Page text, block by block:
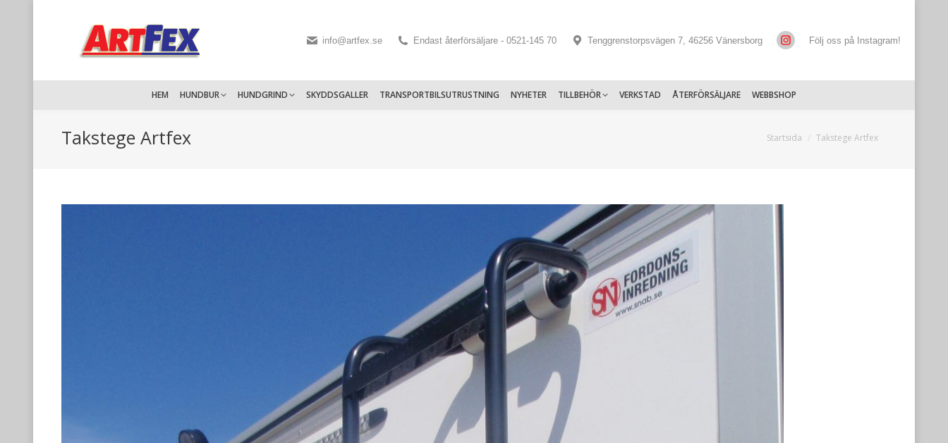
info@artfex.se Endast återförsäljare - 0521-145 70 Tenggrenstorpsvägen 7, 46256 Vänersborg Följ oss på Instagram!
HEM HUNDBUR HUNDGRIND SKYDDSGALLER TRANSPORTBILSUTRUSTNING NYHETER TILLBEHÖR VERKSTAD ÅTERFÖRSÄLJARE WEBBSHOP
Takstege Artfex Du är här:
Startsida Takstege Artfex